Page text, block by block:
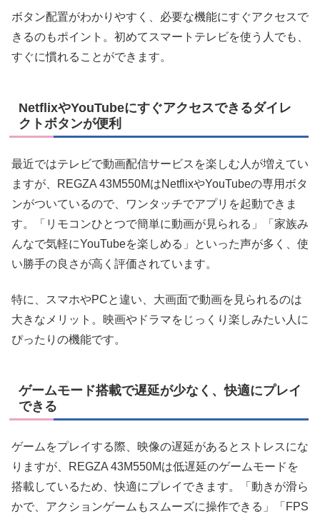
ボタン配置がわかりやすく、必要な機能にすぐアクセスで
きるのもポイント。初めてスマートテレビを使う人でも、
すぐに慣れることができます。
NetflixやYouTubeにすぐアクセスできるダイレ
クトボタンが便利
最近ではテレビで動画配信サービスを楽しむ人が増えてい
ますが、REGZA 43M550MはNetflixやYouTubeの専用ボタ
ンがついているので、ワンタッチでアプリを起動できま
す。「リモコンひとつで簡単に動画が見られる」「家族み
んなで気軽にYouTubeを楽しめる」といった声が多く、使
い勝手の良さが高く評価されています。
特に、スマホやPCと違い、大画面で動画を見られるのは
大きなメリット。映画やドラマをじっくり楽しみたい人に
ぴったりの機能です。
ゲームモード搭載で遅延が少なく、快適にプレイ
できる
ゲームをプレイする際、映像の遅延があるとストレスにな
りますが、REGZA 43M550Mは低遅延のゲームモードを
搭載しているため、快適にプレイできます。「動きが滑ら
かで、アクションゲームもスムーズに操作できる」「FPS